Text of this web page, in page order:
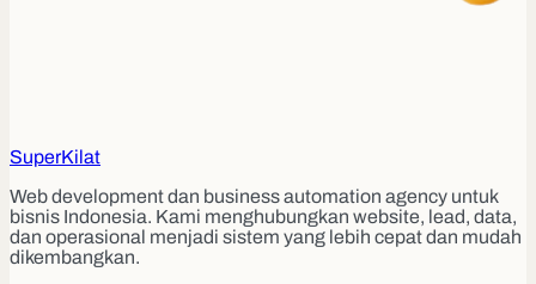
SuperKilat
Web development dan business automation agency untuk
bisnis Indonesia. Kami menghubungkan website, lead, data,
dan operasional menjadi sistem yang lebih cepat dan mudah
dikembangkan.